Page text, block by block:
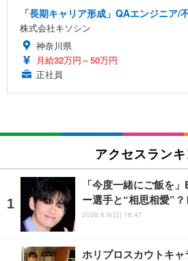
「長期キャリア形成」QAエンジニア/
株式会社キソシン
神奈川県
月給32万円～50万円
正社員
アクセスラン
「今度一緒にご飯を
ー選手と“相思相愛”
2026.8.9(日) 18:47
ホリプロスカウトキ